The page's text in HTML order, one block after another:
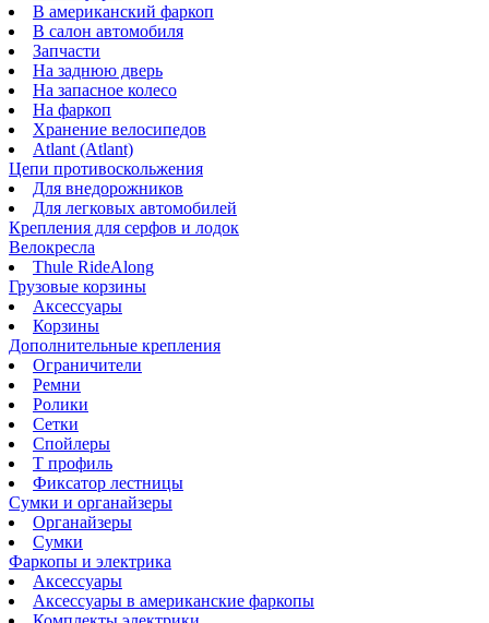
В американский фаркоп
В салон автомобиля
Запчасти
На заднюю дверь
На запасное колесо
На фаркоп
Хранение велосипедов
Atlant (Atlant)
Цепи противоскольжения
Для внедорожников
Для легковых автомобилей
Крепления для серфов и лодок
Велокресла
Thule RideAlong
Грузовые корзины
Аксессуары
Корзины
Дополнительные крепления
Ограничители
Ремни
Ролики
Сетки
Спойлеры
Т профиль
Фиксатор лестницы
Сумки и органайзеры
Органайзеры
Сумки
Фаркопы и электрика
Аксессуары
Аксессуары в американские фаркопы